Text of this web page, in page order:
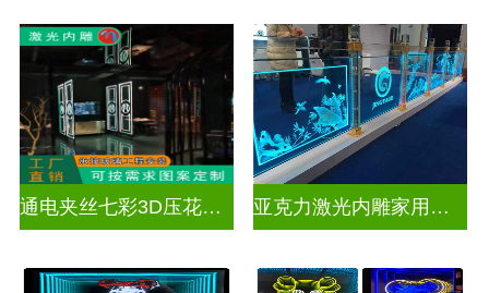
通电夹丝七彩3D压花激光内雕玻璃 亚克力激光内雕家用玄关隔断